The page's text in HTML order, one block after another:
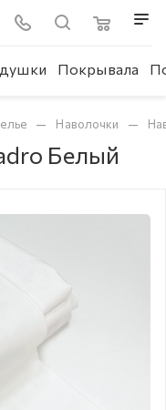
Покрывала
— Наволочки —
Белый